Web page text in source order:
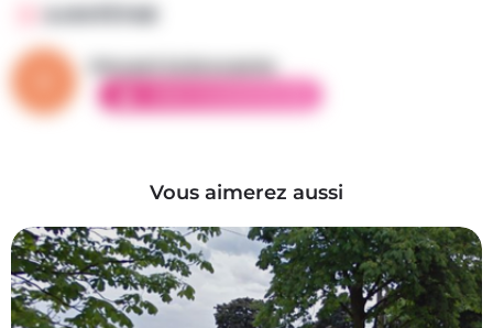
AJOUTÉ PAR
Vincent la brocante
Vous aimerez aussi